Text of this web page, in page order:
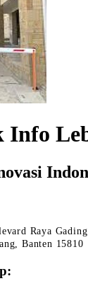
Info
Raya
Banten 15810